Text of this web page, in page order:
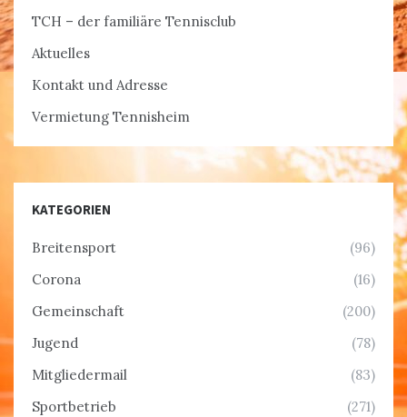
TCH – der familiäre Tennisclub
Aktuelles
Kontakt und Adresse
Vermietung Tennisheim
KATEGORIEN
Breitensport
(96)
Corona
(16)
Gemeinschaft
(200)
Jugend
(78)
Mitgliedermail
(83)
Sportbetrieb
(271)